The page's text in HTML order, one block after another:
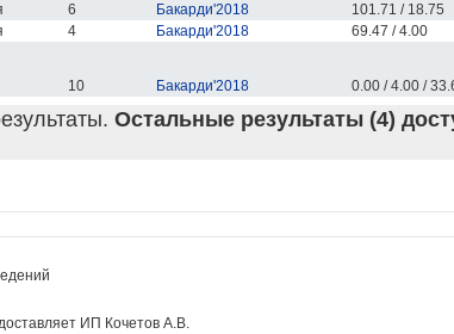
6 Бакарди'2018
101.71 / 18.75
4 Бакарди'2018 69.47 / 4.00
10 Бакарди'2018 0.00 / 4.00 /
Остальные результаты (4)
ИП Кочетов А.В.